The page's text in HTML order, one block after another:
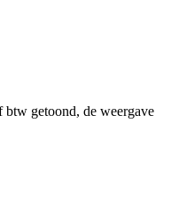
btw getoond, de weergave